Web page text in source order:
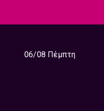
06/08 Πέμπτη